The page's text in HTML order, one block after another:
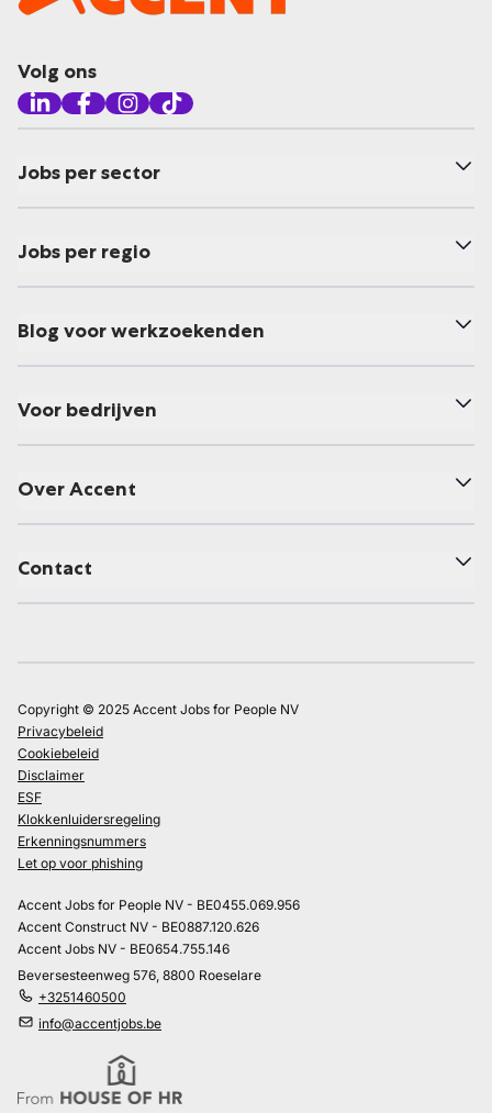
Volg ons
Jobs per sector
Jobs per regio
Blog voor werkzoekenden
Voor bedrijven
Over Accent
Contact
Copyright © 2025 Accent Jobs for People NV
Privacybeleid
Cookiebeleid
Disclaimer
ESF
Klokkenluidersregeling
Erkenningsnummers
Let op voor phishing
Accent Jobs for People NV - BE0455.069.956
Accent Construct NV - BE0887.120.626
Accent Jobs NV - BE0654.755.146
Beversesteenweg 576, 8800 Roeselare
+3251460500
info@accentjobs.be